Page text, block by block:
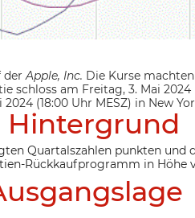
derApple, Inc. Die Kurse
schloss am Freitag, 3. Mai 2024
(18:00 Uhr MESZ) in New
Hintergrund
Quartalszahlen punkten und
Rückkaufprogramm in Höhe